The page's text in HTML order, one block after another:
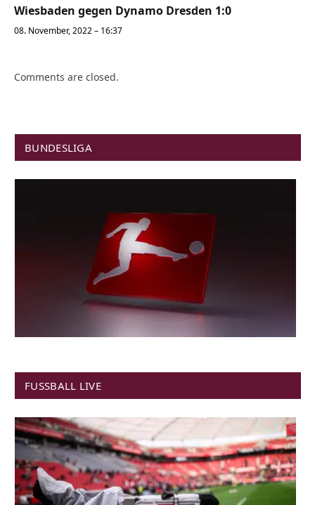
Wiesbaden gegen Dynamo Dresden 1:0
08. November, 2022 – 16:37
Comments are closed.
BUNDESLIGA
FUSSBALL LIVE